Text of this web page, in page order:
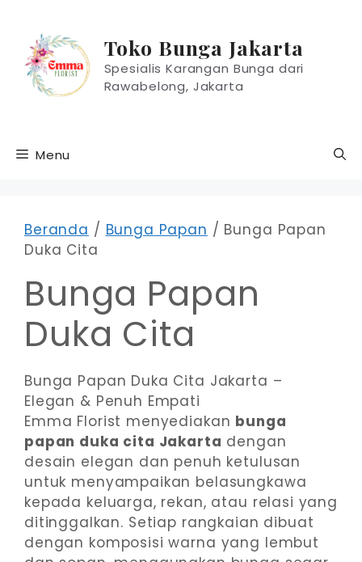
Toko Bunga Jakarta
Spesialis Karangan Bunga dari
Rawabelong, Jakarta
Menu
Beranda / Bunga Papan / Bunga Papan
Duka Cita
Bunga Papan
Duka Cita
Bunga Papan Duka Cita Jakarta –
Elegan & Penuh Empati
Emma Florist menyediakan bunga
papan duka cita Jakarta dengan
desain elegan dan penuh ketulusan
untuk menyampaikan belasungkawa
kepada keluarga, rekan, atau relasi yang
ditinggalkan. Setiap rangkaian dibuat
dengan komposisi warna yang lembut